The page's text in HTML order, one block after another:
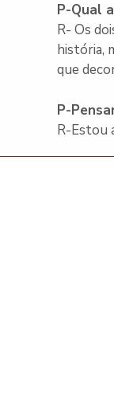
P-Qual
R- Os
história,
que
P-
R-Estou